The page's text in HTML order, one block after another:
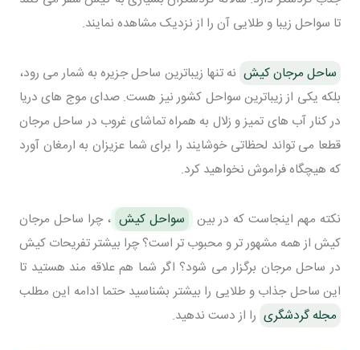
تا سواحل زیبا و طلایی آن را از نزدیک مشاهده نمایند.
ساحل مرجان کیش نه تنها زیباترین ساحل جزیره به شمار می رود،
بلکه یکی از زیباترین سواحل کشور نیز هست. صدای موج های دریا
در کنار آب های تمیز و زلال به همراه تماشای غروب در ساحل مرجان
قطعا می تواند لحظاتی خوشایند را برای شما عزیزان به ارمغان آورد
که هیچگاه فراموش نخواهید کرد.
نکته مهم اینجاست که در بین سواحل کیش ، چرا ساحل مرجان
کیش از همه مشهور تر و محبوب تر است؟ چرا بیشتر تفریحات کیش
در ساحل مرجان برگزار می شود؟ اگر شما هم علاقه مند هستید تا
این ساحل جذاب و طلایی را بیشتر بشناسید حتما ادامه این مطلب
مجله گردشگری را از دست ندهید.